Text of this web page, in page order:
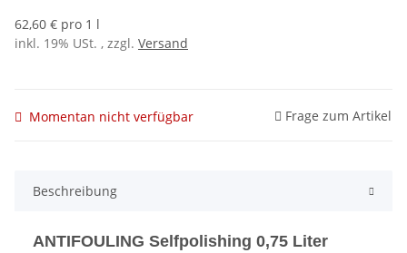
62,60 € pro 1 l
inkl. 19% USt. , zzgl. Versand
Momentan nicht verfügbar Frage zum Artikel
Beschreibung
ANTIFOULING Selfpolishing 0,75 Liter